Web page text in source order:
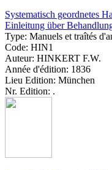
Systematisch geordnetes
Einleitung über
Type: Manuels et traîtés
Code: HIN1
Auteur: HINKERT F.W.
Année d'édition: 1836
Lieu Edition: München
Nr. Edition: .